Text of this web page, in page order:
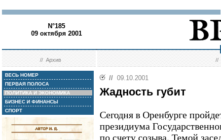
N°185
09 октября 2001
//Архив //
ВЕСЬ НОМЕР
ПЕРВАЯ ПОЛОСА
ПОЛИТИКА И ЭКОНОМИКА
БИЗНЕС И ФИНАНСЫ
СПОРТ
// 09.10.2001
Жадность губит
Сегодня в Оренбурге
президиума
по счету созыва. Темой